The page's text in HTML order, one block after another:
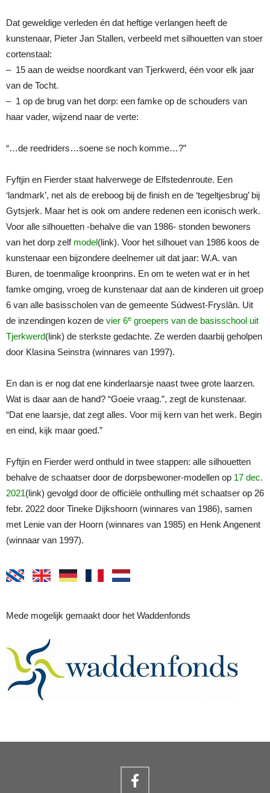
Dat geweldige verleden én dat heftige verlangen heeft de
kunstenaar, Pieter Jan Stallen, verbeeld met silhouetten van stoer
cortenstaal:
– 15 aan de weidse noordkant van Tjerkwerd, één voor elk jaar
van de Tocht.
– 1 op de brug van het dorp: een famke op de schouders van
haar vader, wijzend naar de verte:
“…de reedriders…soene se noch komme…?”
Fyftjin en Fierder staat halverwege de Elfstedenroute. Een
‘landmark’, net als de ereboog bij de finish en de ‘tegeltjesbrug’ bij
Gytsjerk. Maar het is ook om andere redenen een iconisch werk.
Voor alle silhouetten -behalve die van 1986- stonden bewoners
van het dorp zelf model(link). Voor het silhouet van 1986 koos de
kunstenaar een bijzondere deelnemer uit dat jaar: W.A. van
Buren, de toenmalige kroonprins. En om te weten wat er in het
famke omging, vroeg de kunstenaar dat aan de kinderen uit groep
6 van alle basisscholen van de gemeente Súdwest-Fryslân. Uit
de inzendingen kozen de vier 6e groepers van de basisschool uit
Tjerkwerd(link) de sterkste gedachte. Ze werden daarbij geholpen
door Klasina Seinstra (winnares van 1997).
En dan is er nog dat ene kinderlaarsje naast twee grote laarzen.
Wat is daar aan de hand? “Goeie vraag.”, zegt de kunstenaar.
“Dat ene laarsje, dat zegt alles. Voor mij kern van het werk. Begin
en eind, kijk maar goed.”
Fyftjin en Fierder werd onthuld in twee stappen: alle silhouetten
behalve de schaatser door de dorpsbewoner-modellen op 17 dec.
2021(link) gevolgd door de officiële onthulling mét schaatser op 26
febr. 2022 door Tineke Dijkshoorn (winnares van 1986), samen
met Lenie van der Hoorn (winnares van 1985) en Henk Angenent
(winnaar van 1997).
Mede mogelijk gemaakt door het Waddenfonds